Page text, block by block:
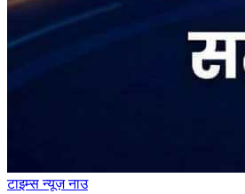
टाइम्सन्यूज़नाउ